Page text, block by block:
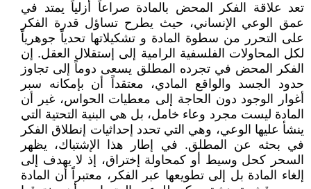
تعد علاقة الفكر المحض بالمادة صراعاً أزلياً يمتد في
عمق الوعي الإنساني، حيث يطرح تساؤل قدرة الفكر
على التحرر من سطوة المادة و تشكيلاتها تحدياً جوهرياً
لكل المحاولات الفلسفية الرامية إلى إستقلال العقل. إن
الفكر المحض في تجرده المطلق يسعى دوماً إلى تجاوز
حدود الجسد والواقع المادي، معتقداً أن بإمكانه سبر
أغوار الوجود دون الحاجة إلى معطيات الحواس، غير أن
المادة ليست مجرد وعاء خامل، بل هي البنية التحتية التي
ينشأ عليها الوعي، وهي التي تحدد إحداثيات إنطلاق الفكر
في بحثه عن المطلق. في إطار هذا الإشتباك، يظهر
السحر كحل وسيط أو كمحاولة إختراق، إذ لا يهدف إلى
إلغاء المادة بل إلى تطويعها عبر الفكر، معتبراً أن المادة